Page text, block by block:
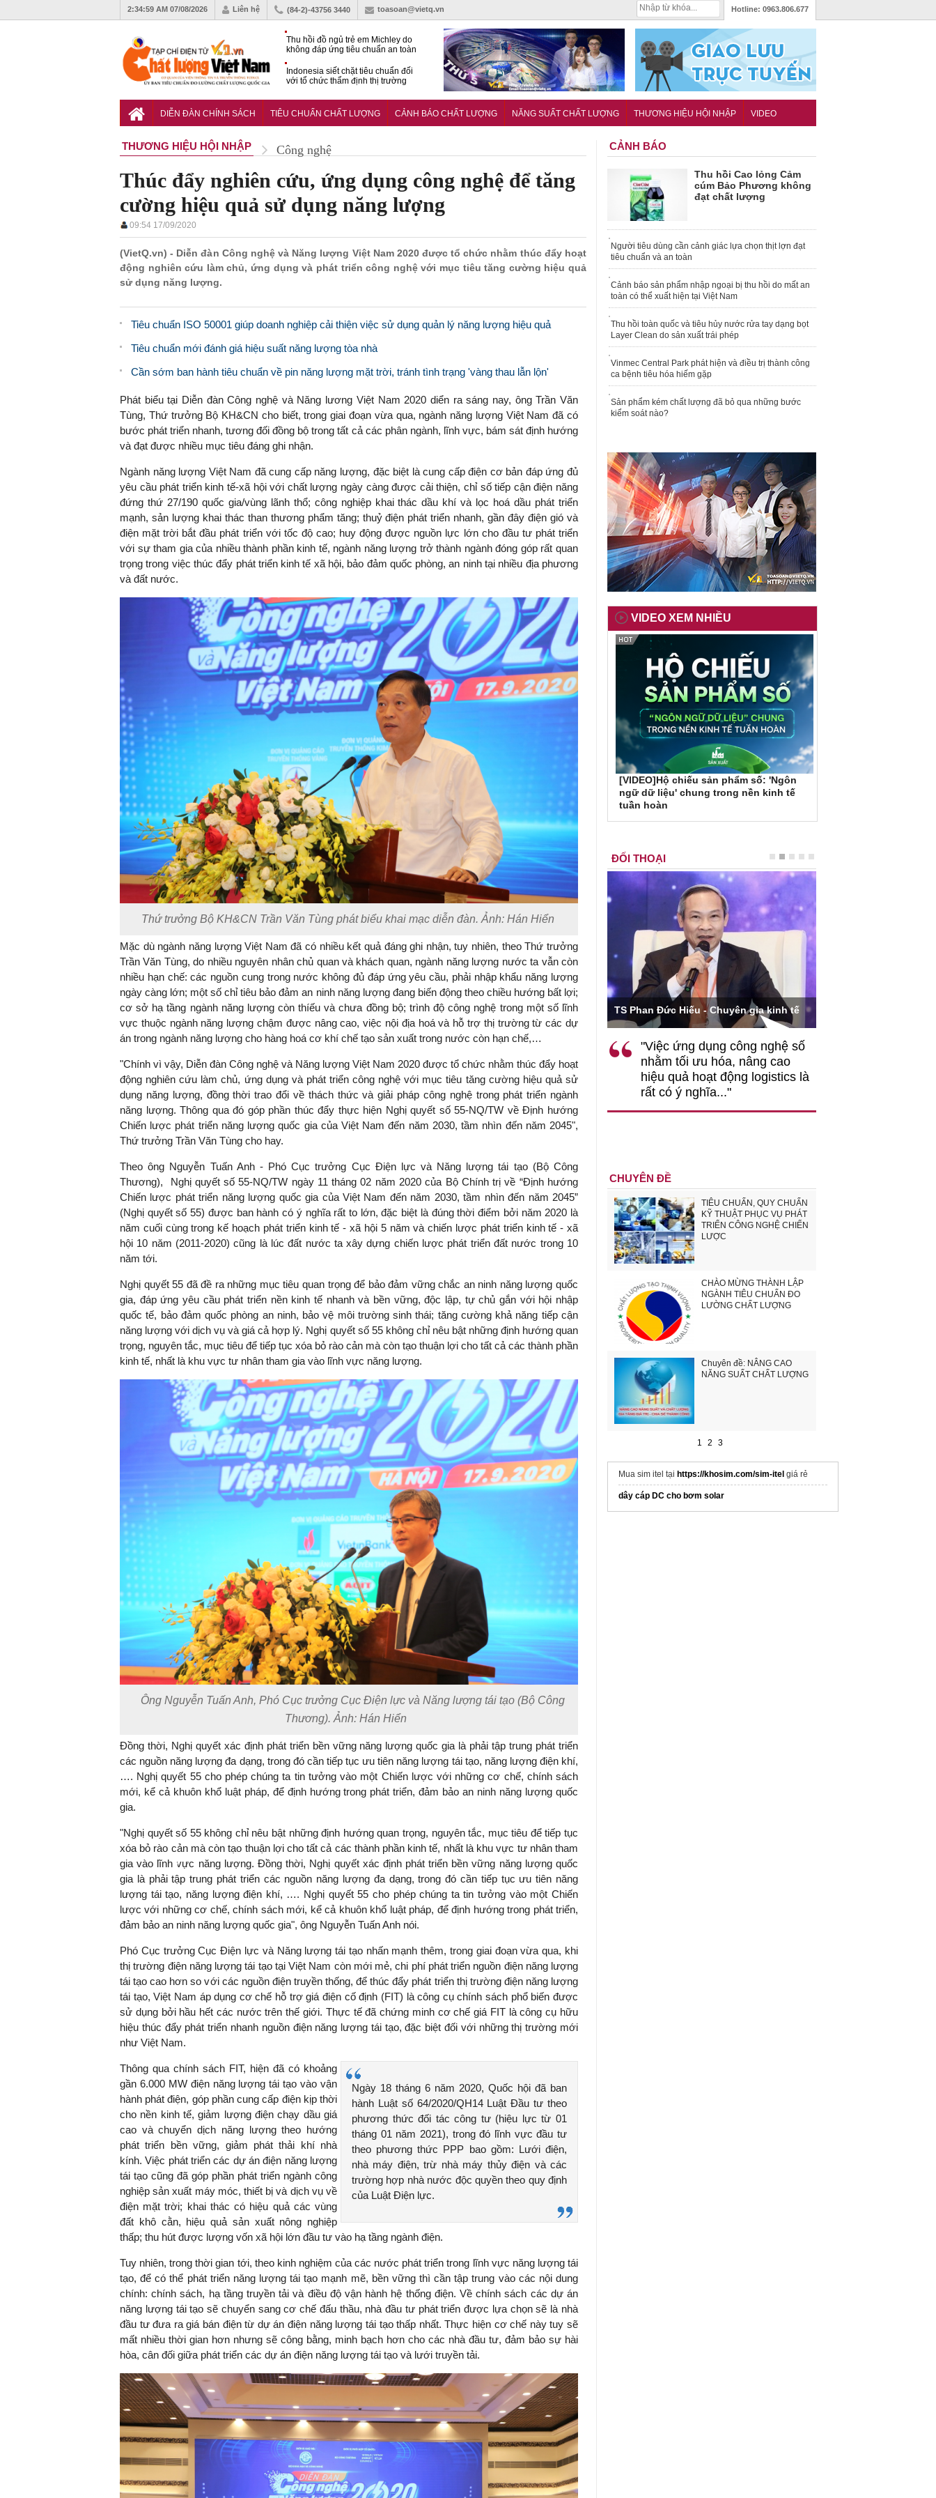
2:35:01 AM 07/08/2026 Liên hệ (84-2)-43756 3440 toasoan@vietq.vn Hotline: 0963.806.677
Thu hồi đồ ngủ trẻ em Michley do
không đáp ứng tiêu chuẩn an toàn
Indonesia siết chặt tiêu chuẩn đối
với tổ chức thẩm định thị trường
mới nâng chuẩn quản lý an toàn
DIỄN ĐÀN CHÍNH SÁCH TIÊU CHUẨN CHẤT LƯỢNG CẢNH BÁO CHẤT LƯỢNG NĂNG SUẤT CHẤT LƯỢNG THƯƠNG HIỆU HỘI NHẬP VIDEO
THƯƠNG HIỆU HỘI NHẬP Công nghệ
Thúc đẩy nghiên cứu, ứng dụng công nghệ để tăng
cường hiệu quả sử dụng năng lượng
09:54 17/09/2020
(VietQ.vn) - Diễn đàn Công nghệ và Năng lượng Việt Nam 2020 được tổ chức nhằm thúc đẩy hoạt
động nghiên cứu làm chủ, ứng dụng và phát triển công nghệ với mục tiêu tăng cường hiệu quả
sử dụng năng lượng.
Tiêu chuẩn ISO 50001 giúp doanh nghiệp cải thiện việc sử dụng quản lý năng lượng hiệu quả
Tiêu chuẩn mới đánh giá hiệu suất năng lượng tòa nhà
Cần sớm ban hành tiêu chuẩn về pin năng lượng mặt trời, tránh tình trạng 'vàng thau lẫn lộn'
Phát biểu tại Diễn đàn Công nghệ và Năng lương Việt Nam 2020 diển ra sáng nay, ông Trần Văn
Tùng, Thứ trưởng Bộ KH&CN cho biết, trong giai đoạn vừa qua, ngành năng lượng Việt Nam đã có
bước phát triển nhanh, tương đối đồng bộ trong tất cả các phân ngành, lĩnh vực, bám sát định hướng
và đạt được nhiều mục tiêu đáng ghi nhận.
Ngành năng lượng Việt Nam đã cung cấp năng lượng, đặc biệt là cung cấp điện cơ bản đáp ứng đủ
yêu cầu phát triển kinh tế-xã hội với chất lượng ngày càng được cải thiện, chỉ số tiếp cận điện năng
đứng thứ 27/190 quốc gia/vùng lãnh thổ; công nghiệp khai thác dầu khí và lọc hoá dầu phát triển
mạnh, sản lượng khai thác than thương phẩm tăng; thuỷ điện phát triển nhanh, gần đây điện gió và
điện mặt trời bắt đầu phát triển với tốc độ cao; huy động được nguồn lực lớn cho đầu tư phát triển
với sự tham gia của nhiều thành phần kinh tế, ngành năng lượng trở thành ngành đóng góp rất quan
trọng trong việc thúc đẩy phát triển kinh tế xã hội, bảo đảm quốc phòng, an ninh tại nhiều địa phương
và đất nước.
Thứ trưởng Bộ KH&CN Trần Văn Tùng phát biểu khai mạc diễn đàn. Ảnh: Hán Hiển
Mặc dù ngành năng lượng Việt Nam đã có nhiều kết quả đáng ghi nhận, tuy nhiên, theo Thứ trưởng
Trần Văn Tùng, do nhiều nguyên nhân chủ quan và khách quan, ngành năng lượng nước ta vẫn còn
nhiều hạn chế: các nguồn cung trong nước không đủ đáp ứng yêu cầu, phải nhập khẩu năng lượng
ngày càng lớn; một số chỉ tiêu bảo đảm an ninh năng lượng đang biến động theo chiều hướng bất lợi;
cơ sở hạ tầng ngành năng lượng còn thíếu và chưa đồng bộ; trình độ công nghệ trong một số lĩnh
vực thuộc ngành năng lượng chậm được nâng cao, việc nội địa hoá và hỗ trợ thị trường từ các dự
án trong ngành năng lượng cho hàng hoá cơ khí chế tạo sản xuất trong nước còn hạn chế,…
"Chính vì vậy, Diễn đàn Công nghệ và Năng lượng Việt Nam 2020 được tổ chức nhằm thúc đẩy hoạt
động nghiên cứu làm chủ, ứng dụng và phát triển công nghệ với mục tiêu tăng cường hiệu quả sử
dụng năng lượng, đồng thời trao đổi về thách thức và giải pháp công nghệ trong phát triển ngành
năng lượng. Thông qua đó góp phần thúc đẩy thực hiện Nghị quyết số 55-NQ/TW về Định hướng
Chiến lược phát triển năng lượng quốc gia của Việt Nam đến năm 2030, tầm nhìn đến năm 2045",
Thứ trưởng Trần Văn Tùng cho hay.
Theo ông Nguyễn Tuấn Anh - Phó Cục trưởng Cục Điện lực và Năng lượng tái tạo (Bộ Công
Thương), Nghị quyết số 55-NQ/TW ngày 11 tháng 02 năm 2020 của Bộ Chính trị về “Định hướng
Chiến lược phát triển năng lượng quốc gia của Việt Nam đến năm 2030, tầm nhìn đến năm 2045”
(Nghị quyết số 55) được ban hành có ý nghĩa rất to lớn, đặc biệt là đúng thời điểm bởi năm 2020 là
năm cuối cùng trong kế hoạch phát triển kinh tế - xã hội 5 năm và chiến lược phát triển kinh tế - xã
hội 10 năm (2011-2020) cũng là lúc đất nước ta xây dựng chiến lược phát triển đất nước trong 10
năm tới.
Nghị quyết 55 đã đề ra những mục tiêu quan trọng để bảo đảm vững chắc an ninh năng lượng quốc
gia, đáp ứng yêu cầu phát triển nền kinh tế nhanh và bền vững, độc lập, tự chủ gắn với hội nhập
quốc tế, bảo đảm quốc phòng an ninh, bảo vệ môi trường sinh thái; tăng cường khả năng tiếp cận
năng lượng với dịch vụ và giá cả hợp lý. Nghị quyết số 55 không chỉ nêu bật những định hướng quan
trọng, nguyên tắc, mục tiêu để tiếp tục xóa bỏ rào cản mà còn tạo thuận lợi cho tất cả các thành phần
kinh tế, nhất là khu vực tư nhân tham gia vào lĩnh vực năng lượng.
Ông Nguyễn Tuấn Anh, Phó Cục trưởng Cục Điện lực và Năng lượng tái tạo (Bộ Công
Thương). Ảnh: Hán Hiển
Đồng thời, Nghị quyết xác định phát triển bền vững năng lượng quốc gia là phải tập trung phát triển
các nguồn năng lượng đa dạng, trong đó cần tiếp tục ưu tiên năng lượng tái tạo, năng lượng điện khí,
…. Nghị quyết 55 cho phép chúng ta tin tưởng vào một Chiến lược với những cơ chế, chính sách
mới, kể cả khuôn khổ luật pháp, để định hướng trong phát triển, đảm bảo an ninh năng lượng quốc
gia.
"Nghị quyết số 55 không chỉ nêu bật những định hướng quan trọng, nguyên tắc, mục tiêu để tiếp tục
xóa bỏ rào cản mà còn tạo thuận lợi cho tất cả các thành phần kinh tế, nhất là khu vực tư nhân tham
gia vào lĩnh vực năng lượng. Đồng thời, Nghị quyết xác định phát triển bền vững năng lượng quốc
gia là phải tập trung phát triển các nguồn năng lượng đa dạng, trong đó cần tiếp tục ưu tiên năng
lượng tái tạo, năng lượng điện khí, …. Nghị quyết 55 cho phép chúng ta tin tưởng vào một Chiến
lược với những cơ chế, chính sách mới, kể cả khuôn khổ luật pháp, để định hướng trong phát triển,
đảm bảo an ninh năng lượng quốc gia", ông Nguyễn Tuấn Anh nói.
Phó Cục trưởng Cục Điện lực và Năng lượng tái tạo nhấn mạnh thêm, trong giai đoạn vừa qua, khi
thị trường điện năng lượng tái tạo tại Việt Nam còn mới mẻ, chi phí phát triển nguồn điện năng lượng
tái tạo cao hơn so với các nguồn điện truyền thống, để thúc đẩy phát triển thị trường điện năng lượng
tái tạo, Việt Nam áp dụng cơ chế hỗ trợ giá điện cố định (FIT) là công cụ chính sách phổ biến được
sử dụng bởi hầu hết các nước trên thế giới. Thực tế đã chứng minh cơ chế giá FIT là công cụ hữu
hiệu thúc đẩy phát triển nhanh nguồn điện năng lượng tái tạo, đặc biệt đối với những thị trường mới
như Việt Nam.
Ngày 18 tháng 6 năm 2020, Quốc hội đã ban
hành Luật số 64/2020/QH14 Luật Đầu tư theo
phương thức đối tác công tư (hiệu lực từ 01
tháng 01 năm 2021), trong đó lĩnh vực đầu tư
theo phương thức PPP bao gồm: Lưới điện,
nhà máy điện, trừ nhà máy thủy điện và các
trường hợp nhà nước độc quyền theo quy định
của Luật Điện lực.
Thông qua chính sách FIT, hiện đã có khoảng
gần 6.000 MW điện năng lượng tái tạo vào vận
hành phát điện, góp phần cung cấp điện kịp thời
cho nền kinh tế, giảm lượng điện chạy dầu giá
cao và chuyển dịch năng lượng theo hướng
phát triển bền vững, giảm phát thải khí nhà
kính. Việc phát triển các dự án điện năng lượng
tái tạo cũng đã góp phần phát triển ngành công
nghiệp sản xuất máy móc, thiết bị và dịch vụ về
điện mặt trời; khai thác có hiệu quả các vùng
đất khô cằn, hiệu quả sản xuất nông nghiệp
thấp; thu hút được lượng vốn xã hội lớn đầu tư vào hạ tầng ngành điện.
Tuy nhiên, trong thời gian tới, theo kinh nghiệm của các nước phát triển trong lĩnh vực năng lượng tái
tạo, để có thể phát triển năng lượng tái tạo mạnh mẽ, bền vững thì cần tập trung vào các nội dung
chính: chính sách, hạ tầng truyền tải và điều độ vận hành hệ thống điện. Về chính sách các dự án
năng lượng tái tạo sẽ chuyển sang cơ chế đấu thầu, nhà đầu tư phát triển được lựa chọn sẽ là nhà
đầu tư đưa ra giá bán điện từ dự án điện năng lượng tái tạothấp nhất. Thực hiện cơ chế này tuy sẽ
mất nhiều thời gian hơn nhưng sẽ công bằng, minh bạch hơn cho các nhà đầu tư, đảm bảo sự hài
hòa, cân đối giữa phát triển các dự án điện năng lượng tái tạo và lưới truyền tải.
CẢNH BÁO
Thu hồi Cao lỏng Cảm
cúm Bảo Phương không
đạt chất lượng
Người tiêu dùng cần cảnh giác lựa chọn thịt lợn đạt
tiêu chuẩn và an toàn
Cảnh báo sản phẩm nhập ngoại bị thu hồi do mất an
toàn có thể xuất hiện tại Việt Nam
Thu hồi toàn quốc và tiêu hủy nước rửa tay dạng bọt
Layer Clean do sản xuất trái phép
Vinmec Central Park phát hiện và điều trị thành công
ca bệnh tiêu hóa hiếm gặp
Sản phẩm kém chất lượng đã bỏ qua những bước
kiểm soát nào?
VIDEO XEM NHIỀU
[VIDEO]Hộ chiếu sản phẩm số: 'Ngôn
ngữ dữ liệu' chung trong nền kinh tế
tuần hoàn
ĐỐI THOẠI
TS. Nguyễn Đức Độ - Phó Viện trưởng
Viện Kinh tế Tài chính
"Có rất nhiều việc phải làm
ngay từ bây giờ và trên thực tế
đang được tiến hành như tăng
đầu tư cho khoa học công
nghệ; ban hành các cơ chế
khuyến khích đổi mới sáng tạo,
khởi nghiệp..."
Việc sử dụng hiệu quả chính
sách tài khóa không chỉ mang ý
nghĩa hỗ trợ ngắn hạn mà còn
đóng vai trò tạo nền tảng cho
tăng trưởng bền vững dài hạn.
TS Phan Đức Hiếu - Chuyên gia kinh tế
"Việc ứng dụng công nghệ số
nhằm tối ưu hóa, nâng cao
hiệu quả hoạt động logistics là
rất có ý nghĩa..."
CHUYÊN ĐỀ
TIÊU CHUẨN, QUY CHUẨN
KỸ THUẬT PHỤC VỤ PHÁT
TRIỂN CÔNG NGHỆ CHIẾN
LƯỢC
CHÀO MỪNG THÀNH LẬP
NGÀNH TIÊU CHUẨN ĐO
LƯỜNG CHẤT LƯỢNG
Chuyên đề: NÂNG CAO
NĂNG SUẤT CHẤT LƯỢNG
1 2 3
Mua sim itel tại https://khosim.com/sim-itel giá rẻ
dây cáp DC cho bơm solar